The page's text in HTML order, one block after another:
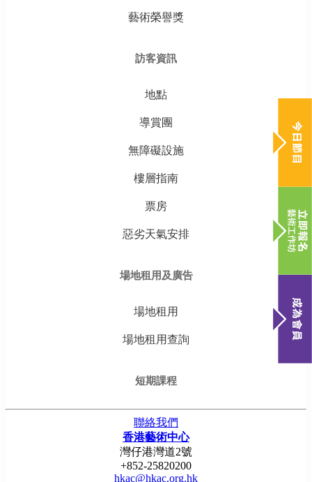
藝術榮譽獎
訪客資訊
地點
導賞團
無障礙設施
樓層指南
票房
惡劣天氣安排
場地租用及廣告
場地租用
場地租用查詢
短期課程
聯絡我們
香港藝術中心
灣仔港灣道2號
+852-25820200
hkac@hkac.org.hk